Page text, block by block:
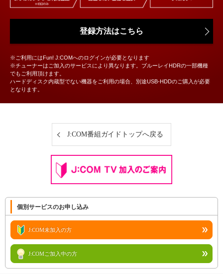
登録方法はこちら
※ご利用にはFun! J:COMへのログインが必要となります
※チューナーはご加入のサービスにより異なります。ブルーレイHDRの一部機種
でもご利用頂けます。
ハードディスク内蔵型でない機器をご利用の場合、別途USB-HDDのご購入が必要
となります。
J:COM番組ガイドトップへ戻る
個別サービスのお申し込み
J:COM未加入の方
J:COMご加入中の方